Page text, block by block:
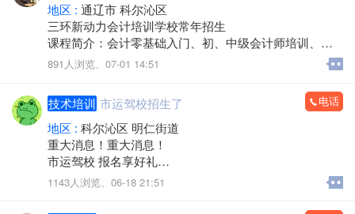
地区 : 通辽市 科尔沁区
三环新动力会计培训学校常年招生
课程简介：会计零基础入门、初、中级会计师培训、会
计上岗实操（可单独辅导）包括：出纳员相关业务、小
（手工做账，电脑做账全包括）、全电票开据。基于数
万家企业客户与财税企业的实务内容，本课程线下业务
册全仿真模拟真实票据和经济业务，线上配套全仿真账
务、本省报税系统、三大网银实训系统、无缝对接实务
工作，还原会计工作的真实场景。陪伴式学习，使学生
在完成特定业务的过程中获得技能与经验，满足企业新
会计人的上岗要求，快速就业。
即将开始会计职业生涯的您，没有工作经验找不到工
891人浏览、 07-01 14:51
技术培训 市运驾校招生了 电话
地区 : 科尔沁区 明仁街道
重大消息！重大消息！
市运驾校 报名享好礼
一、学车班次及价格
特惠班：C1 1880元 | C2 1880元
会员班：C1 2680元 | C2 2880元
1143人浏览、 06-18 21:51